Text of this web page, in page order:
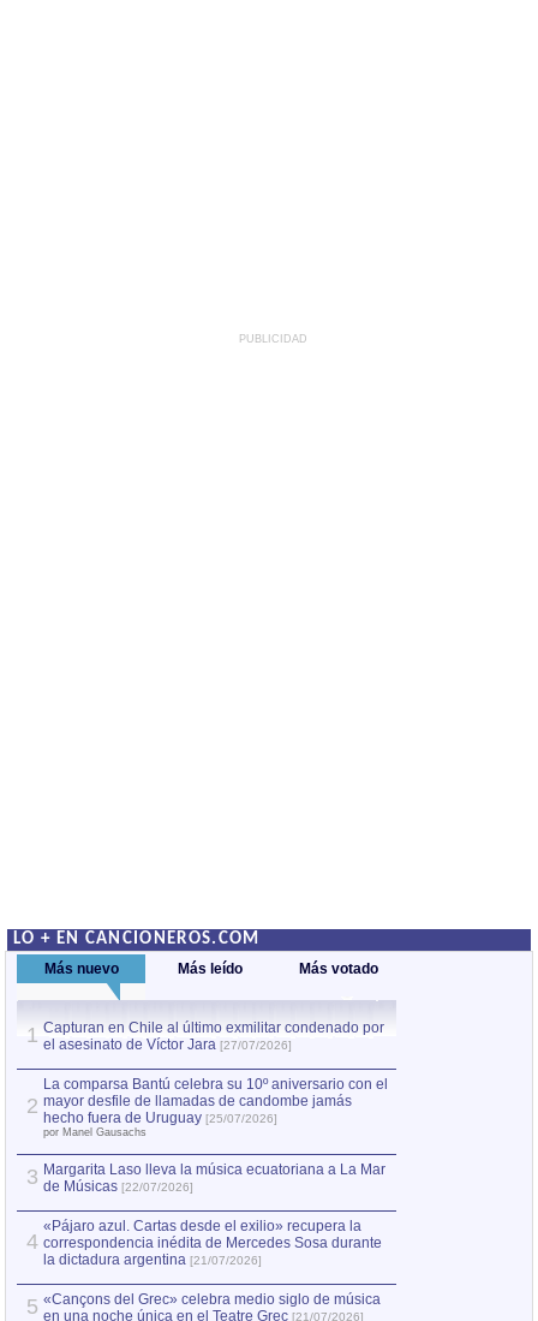
PUBLICIDAD
LO + EN CANCIONEROS.COM
Más nuevo Más leído Más votado
1 Capturan en Chile al último exmilitar condenado por
el asesinato de Víctor Jara [27/07/2026]
2
La comparsa Bantú celebra su 10º aniversario con el
mayor desfile de llamadas de candombe jamás
hecho fuera de Uruguay [25/07/2026]
por Manel Gausachs
3 Margarita Laso lleva la música ecuatoriana a La Mar
de Músicas [22/07/2026]
4
«Pájaro azul. Cartas desde el exilio» recupera la
correspondencia inédita de Mercedes Sosa durante
la dictadura argentina [21/07/2026]
5 «Cançons del Grec» celebra medio siglo de música
en una noche única en el Teatre Grec [21/07/2026]